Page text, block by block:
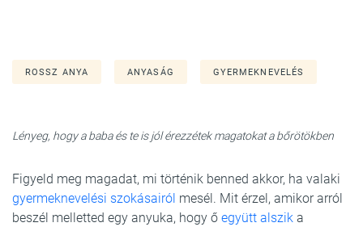
ROSSZ ANYA ANYASÁG GYERMEKNEVELÉS
Lényeg, hogy a baba és te is jól érezzétek magatokat a bőrötökben
Figyeld meg magadat, mi történik benned akkor, ha valaki
gyermeknevelési szokásairól mesél. Mit érzel, amikor arról
beszél melletted egy anyuka, hogy ő együtt alszik a